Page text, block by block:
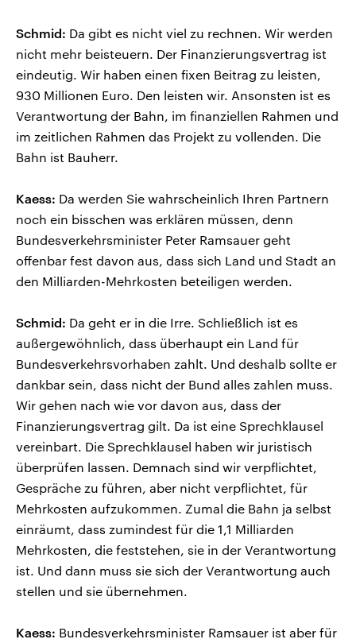
Schmid: Da gibt es nicht viel zu rechnen. Wir werden
nicht mehr beisteuern. Der Finanzierungsvertrag ist
eindeutig. Wir haben einen fixen Beitrag zu leisten,
930 Millionen Euro. Den leisten wir. Ansonsten ist es
Verantwortung der Bahn, im finanziellen Rahmen und
im zeitlichen Rahmen das Projekt zu vollenden. Die
Bahn ist Bauherr.
Kaess: Da werden Sie wahrscheinlich Ihren Partnern
noch ein bisschen was erklären müssen, denn
Bundesverkehrsminister Peter Ramsauer geht
offenbar fest davon aus, dass sich Land und Stadt an
den Milliarden-Mehrkosten beteiligen werden.
Schmid: Da geht er in die Irre. Schließlich ist es
außergewöhnlich, dass überhaupt ein Land für
Bundesverkehrsvorhaben zahlt. Und deshalb sollte er
dankbar sein, dass nicht der Bund alles zahlen muss.
Wir gehen nach wie vor davon aus, dass der
Finanzierungsvertrag gilt. Da ist eine Sprechklausel
vereinbart. Die Sprechklausel haben wir juristisch
überprüfen lassen. Demnach sind wir verpflichtet,
Gespräche zu führen, aber nicht verpflichtet, für
Mehrkosten aufzukommen. Zumal die Bahn ja selbst
einräumt, dass zumindest für die 1,1 Milliarden
Mehrkosten, die feststehen, sie in der Verantwortung
ist. Und dann muss sie sich der Verantwortung auch
stellen und sie übernehmen.
Kaess: Bundesverkehrsminister Ramsauer ist aber für